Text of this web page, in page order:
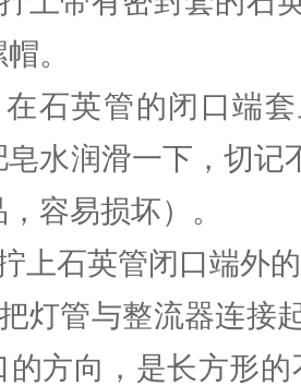
。
石英管的闭口端
皂水润滑一下，切
容易损坏）。
上石英管闭口端外
灯管与整流器连接
的方向，是长方形